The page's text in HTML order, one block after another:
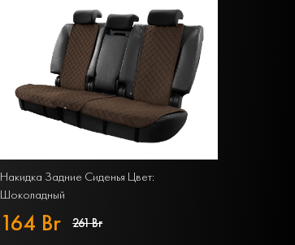
Накидка Задние Сиденья Цвет:
Шоколадный
164 Br 261 Br